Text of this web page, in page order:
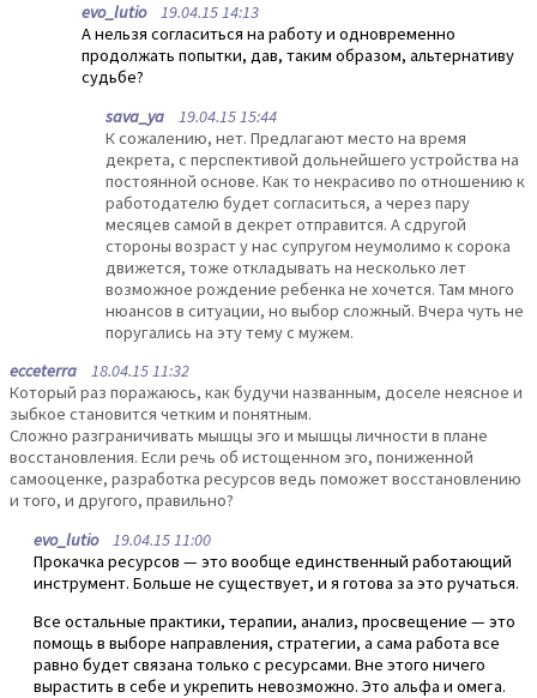
evo_lutio19.04.15 14:13
А нельзя согласиться на работу и одновременно
продолжать попытки, дав, таким образом, альтернативу
судьбе?
sava_ya 19.04.15 15:44
К сожалению, нет. Предлагают место на время
декрета, с перспективой дольнейшего устройства на
постоянной основе. Как то некрасиво по отношению к
работодателю будет согласиться, а через пару
месяцев самой в декрет отправится. А сдругой
стороны возраст у нас супругом неумолимо к сорока
движется, тоже откладывать на несколько лет
возможное рождение ребенка не хочется. Там много
нюансов в ситуации, но выбор сложный. Вчера чуть не
поругались на эту тему с мужем.
ecceterra 18.04.15 11:32
Который раз поражаюсь, как будучи названным, доселе неясное и
зыбкое становится четким и понятным.
Сложно разграничивать мышцы эго и мышцы личности в плане
восстановления. Если речь об истощенном эго, пониженной
самооценке, разработка ресурсов ведь поможет восстановлению
и того, и другого, правильно?
evo_lutio19.04.15 11:00
Прокачка ресурсов — это вообще единственный работающий
инструмент. Больше не существует, и я готова за это ручаться.
Все остальные практики, терапии, анализ, просвещение — это
помощь в выборе направления, стратегии, а сама работа все
равно будет связана только с ресурсами. Вне этого ничего
вырастить в себе и укрепить невозможно. Это альфа и омега.